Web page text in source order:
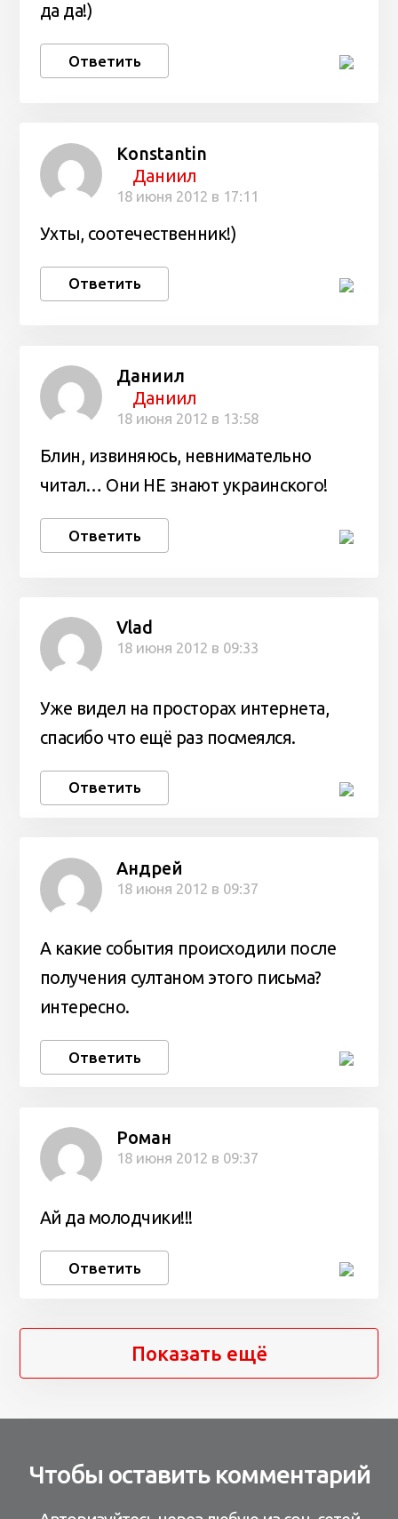
да да!)
Ответить
Konstantin
Даниил
18 июня 2012 в 17:11
Ухты, соотечественник!)
Ответить
Даниил
Даниил
18 июня 2012 в 13:58
Блин, извиняюсь, невнимательно
читал… Они НЕ знают украинского!
Ответить
Vlad
18 июня 2012 в 09:33
Уже видел на просторах интернета,
спасибо что ещё раз посмеялся.
Ответить
Андрей
18 июня 2012 в 09:37
А какие события происходили после
получения султаном этого письма?
интересно.
Ответить
Роман
18 июня 2012 в 09:37
Ай да молодчики!!!
Ответить
Показать ещё
Чтобы оставить комментарий